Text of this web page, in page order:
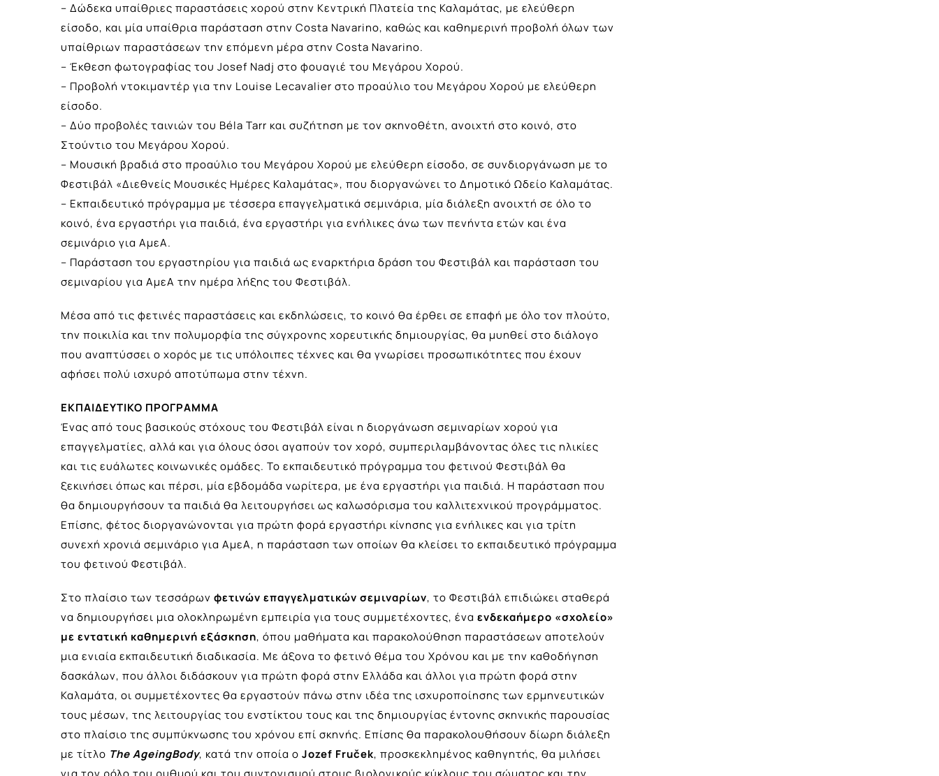
– Δώδεκα υπαίθριες παραστάσεις χορού στην Κεντρική Πλατεία της Καλαμάτας, με ελεύθερη
είσοδο, και μία υπαίθρια παράσταση στην Costa Navarino, καθώς και καθημερινή προβολή όλων των
υπαίθριων παραστάσεων την επόμενη μέρα στην Costa Navarino.
– Έκθεση φωτογραφίας του Josef Nadj στο φουαγιέ του Μεγάρου Χορού.
– Προβολή ντοκιμαντέρ για την Louise Lecavalier στο προαύλιο του Μεγάρου Χορού με ελεύθερη
είσοδο.
– Δύο προβολές ταινιών του Béla Tarr και συζήτηση με τον σκηνοθέτη, ανοιχτή στο κοινό, στο
Στούντιο του Μεγάρου Χορού.
– Μουσική βραδιά στο προαύλιο του Μεγάρου Χορού με ελεύθερη είσοδο, σε συνδιοργάνωση με το
Φεστιβάλ «Διεθνείς Μουσικές Ημέρες Καλαμάτας», που διοργανώνει το Δημοτικό Ωδείο Καλαμάτας.
– Εκπαιδευτικό πρόγραμμα με τέσσερα επαγγελματικά σεμινάρια, μία διάλεξη ανοιχτή σε όλο το
κοινό, ένα εργαστήρι για παιδιά, ένα εργαστήρι για ενήλικες άνω των πενήντα ετών και ένα
σεμινάριο για ΑμεΑ.
– Παράσταση του εργαστηρίου για παιδιά ως εναρκτήρια δράση του Φεστιβάλ και παράσταση του
σεμιναρίου για ΑμεΑ την ημέρα λήξης του Φεστιβάλ.
Μέσα από τις φετινές παραστάσεις και εκδηλώσεις, το κοινό θα έρθει σε επαφή με όλο τον πλούτο,
την ποικιλία και την πολυμορφία της σύγχρονης χορευτικής δημιουργίας, θα μυηθεί στο διάλογο
που αναπτύσσει ο χορός με τις υπόλοιπες τέχνες και θα γνωρίσει προσωπικότητες που έχουν
αφήσει πολύ ισχυρό αποτύπωμα στην τέχνη.
ΕΚΠΑΙΔΕΥΤΙΚΟ ΠΡΟΓΡΑΜΜΑ
Ένας από τους βασικούς στόχους του Φεστιβάλ είναι η διοργάνωση σεμιναρίων χορού για
επαγγελματίες, αλλά και για όλους όσοι αγαπούν τον χορό, συμπεριλαμβάνοντας όλες τις ηλικίες
και τις ευάλωτες κοινωνικές ομάδες. Το εκπαιδευτικό πρόγραμμα του φετινού Φεστιβάλ θα
ξεκινήσει όπως και πέρσι, μία εβδομάδα νωρίτερα, με ένα εργαστήρι για παιδιά. Η παράσταση που
θα δημιουργήσουν τα παιδιά θα λειτουργήσει ως καλωσόρισμα του καλλιτεχνικού προγράμματος.
Επίσης, φέτος διοργανώνονται για πρώτη φορά εργαστήρι κίνησης για ενήλικες και για τρίτη
συνεχή χρονιά σεμινάριο για ΑμεΑ, η παράσταση των οποίων θα κλείσει το εκπαιδευτικό πρόγραμμα
του φετινού Φεστιβάλ.
Στο πλαίσιο των τεσσάρων φετινών επαγγελματικών σεμιναρίων, το Φεστιβάλ επιδιώκει σταθερά
να δημιουργήσει μια ολοκληρωμένη εμπειρία για τους συμμετέχοντες, ένα ενδεκαήμερο «σχολείο»
με εντατική καθημερινή εξάσκηση, όπου μαθήματα και παρακολούθηση παραστάσεων αποτελούν
μια ενιαία εκπαιδευτική διαδικασία. Με άξονα το φετινό θέμα του Χρόνου και με την καθοδήγηση
δασκάλων, που άλλοι διδάσκουν για πρώτη φορά στην Ελλάδα και άλλοι για πρώτη φορά στην
Καλαμάτα, οι συμμετέχοντες θα εργαστούν πάνω στην ιδέα της ισχυροποίησης των ερμηνευτικών
τους μέσων, της λειτουργίας του ενστίκτου τους και της δημιουργίας έντονης σκηνικής παρουσίας
στο πλαίσιο της συμπύκνωσης του χρόνου επί σκηνής. Επίσης θα παρακολουθήσουν δίωρη διάλεξη
με τίτλο ΤheΑgeingΒody, κατά την οποία ο Jozef Fruček, προσκεκλημένος καθηγητής, θα μιλήσει